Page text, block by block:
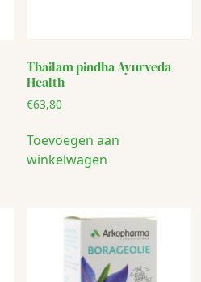
Thailam pindha Ayurveda
Health
€63,80
Toevoegen aan
winkelwagen